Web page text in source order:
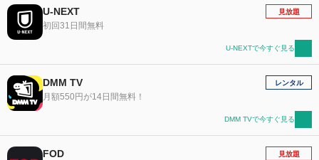
U-NEXT
初回31日間無料
見放題
U-NEXTで今すぐ見る
DMM TV
月額550円が14日間無料！
レンタル
DMM TVで今すぐ見る
FOD 見放題